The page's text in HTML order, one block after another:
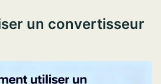
un convertisseur